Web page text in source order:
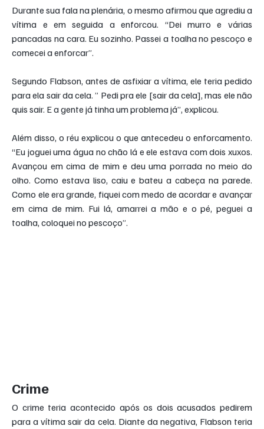
Durante sua fala na plenária, o mesmo afirmou que agrediu a
vítima e em seguida a enforcou. “Dei murro e várias
pancadas na cara. Eu sozinho. Passei a toalha no pescoço e
comecei a enforcar”.
Segundo Flabson, antes de asfixiar a vítima, ele teria pedido
para ela sair da cela. ” Pedi pra ele [sair da cela], mas ele não
quis sair. E a gente já tinha um problema já”, explicou.
Além disso, o réu explicou o que antecedeu o enforcamento.
“Eu joguei uma água no chão lá e ele estava com dois xuxos.
Avançou em cima de mim e deu uma porrada no meio do
olho. Como estava liso, caiu e bateu a cabeça na parede.
Como ele era grande, fiquei com medo de acordar e avançar
em cima de mim. Fui lá, amarrei a mão e o pé, peguei a
toalha, coloquei no pescoço”.
Crime
O crime teria acontecido após os dois acusados pedirem
para a vítima sair da cela. Diante da negativa, Flabson teria